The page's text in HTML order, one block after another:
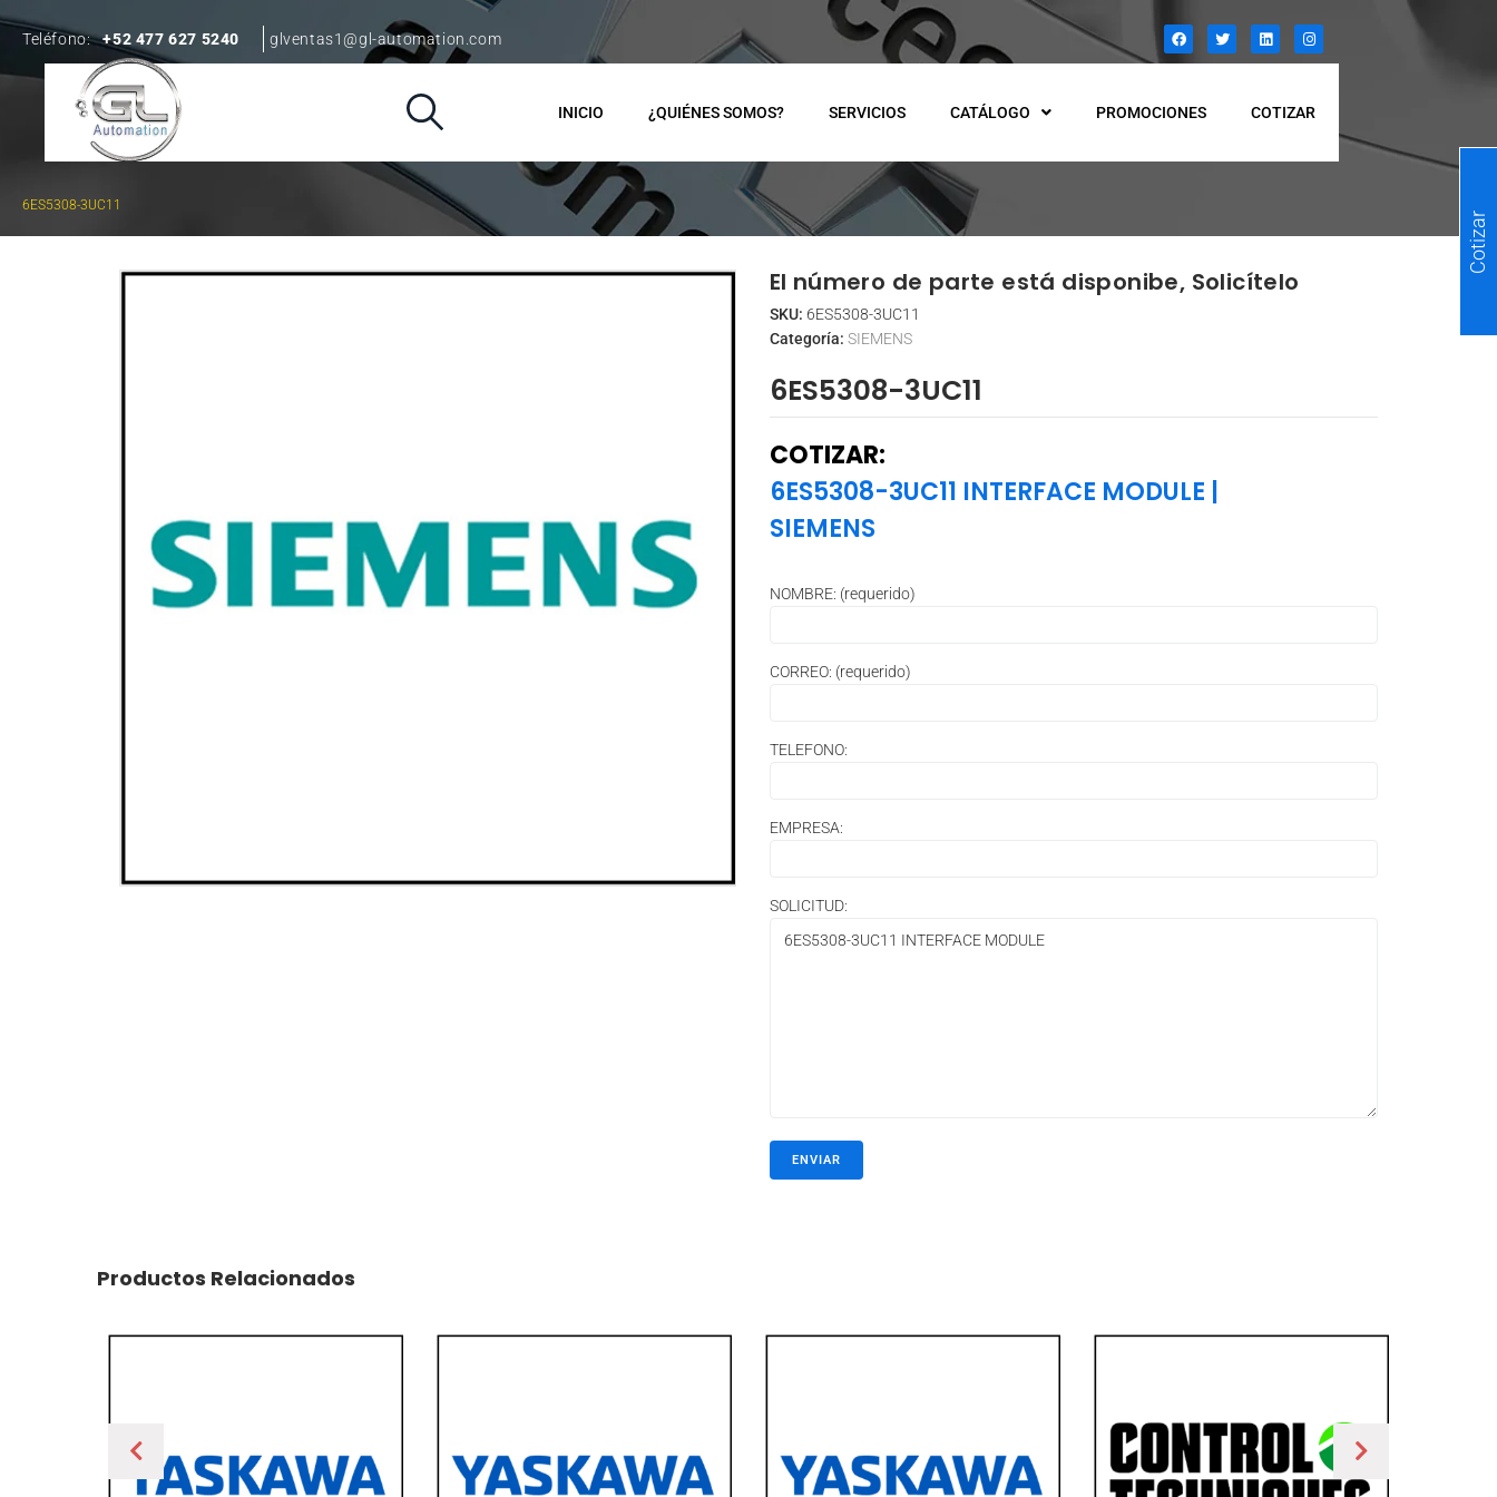
Teléfono: +52 477 627 5240 glventas1@gl-automation.com
INICIO ¿QUIÉNES SOMOS? SERVICIOS CATÁLOGO PROMOCIONES COTIZAR
6ES5308-3UC11
El número de parte está disponibe, Solicítelo
SKU: 6ES5308-3UC11
Categoría: SIEMENS
6ES5308-3UC11
COTIZAR:
6ES5308-3UC11 INTERFACE MODULE |
SIEMENS
NOMBRE: (requerido)
CORREO: (requerido)
TELEFONO:
EMPRESA:
SOLICITUD:
Productos Relacionados
Cotizar